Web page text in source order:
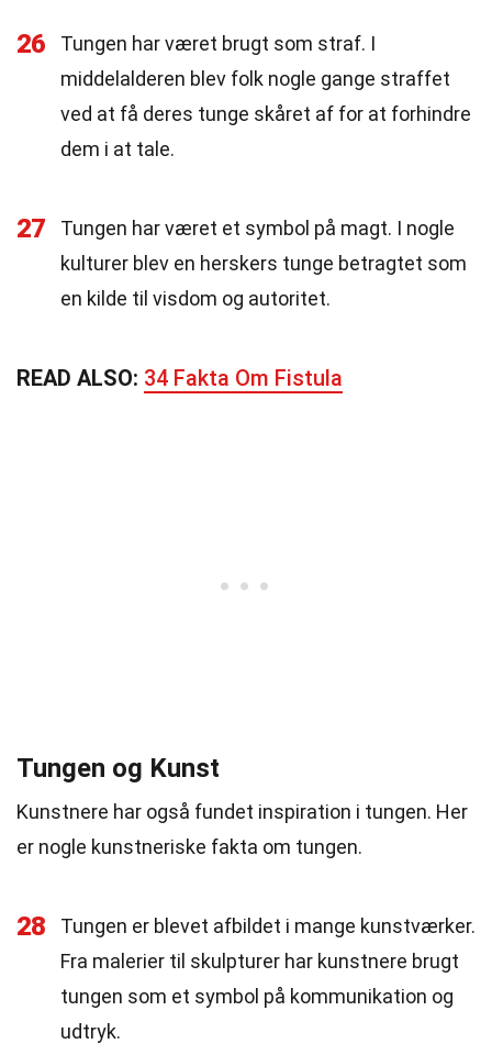
26
Tungen har været brugt som straf. I
middelalderen blev folk nogle gange straffet
ved at få deres tunge skåret af for at forhindre
dem i at tale.
27
Tungen har været et symbol på magt. I nogle
kulturer blev en herskers tunge betragtet som
en kilde til visdom og autoritet.
READ ALSO: 34 Fakta Om Fistula
Tungen og Kunst
Kunstnere har også fundet inspiration i tungen. Her
er nogle kunstneriske fakta om tungen.
28
Tungen er blevet afbildet i mange kunstværker.
Fra malerier til skulpturer har kunstnere brugt
tungen som et symbol på kommunikation og
udtryk.